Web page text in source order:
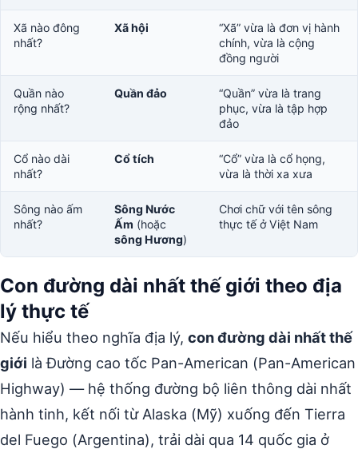
Xã nào đông
nhất?
Xã hội
“Xã” vừa là đơn vị hành
chính, vừa là cộng
đồng người
Quần nào
rộng nhất?
Quần đảo
“Quần” vừa là trang
phục, vừa là tập hợp
đảo
Cổ nào dài
nhất?
Cổ tích
“Cổ” vừa là cổ họng,
vừa là thời xa xưa
Sông nào ấm
nhất?
Sông Nước
Ấm (hoặc
sông Hương)
Chơi chữ với tên sông
thực tế ở Việt Nam
Con đường dài nhất thế giới theo địa
lý thực tế
Nếu hiểu theo nghĩa địa lý, con đường dài nhất thế
giới là Đường cao tốc Pan-American (Pan-American
Highway) — hệ thống đường bộ liên thông dài nhất
hành tinh, kết nối từ Alaska (Mỹ) xuống đến Tierra
del Fuego (Argentina), trải dài qua 14 quốc gia ở